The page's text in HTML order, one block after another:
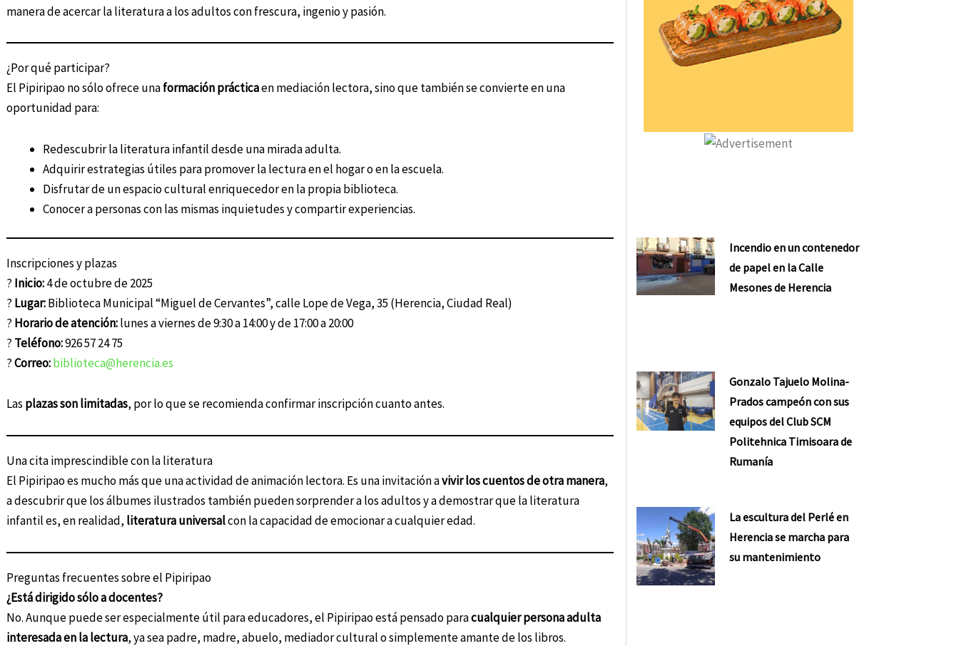
manera de acercar la literatura a los adultos con frescura, ingenio y pasión.
¿Por qué participar?
El Pipiripao no sólo ofrece unaformación prácticaen mediación lectora, sino que también se convierte en una
oportunidad para:
Redescubrir la literatura infantil desde una mirada adulta.
Adquirir estrategias útiles para promover la lectura en el hogar o en la escuela.
Disfrutar de un espacio cultural enriquecedor en la propia biblioteca.
Conocer a personas con las mismas inquietudes y compartir experiencias.
Inscripciones y plazas
? Inicio:4 de octubre de 2025
? Lugar:Biblioteca Municipal “Miguel de Cervantes”, calle Lope de Vega, 35 (Herencia, Ciudad Real)
? Horario de atención:lunes a viernes de 9:30 a 14:00 y de 17:00 a 20:00
? Teléfono:926 57 24 75
?Correo:biblioteca@herencia.es
Las plazas son limitadas, por lo que se recomienda confirmar inscripción cuanto antes.
Una cita imprescindible con la literatura
El Pipiripao es mucho más que una actividad de animación lectora. Es una invitación avivir los cuentos de otra manera,
a descubrir que los álbumes ilustrados también pueden sorprender a los adultos y a demostrar que la literatura
infantil es, en realidad, literatura universalcon la capacidad de emocionar a cualquier edad.
Preguntas frecuentes sobre el Pipiripao
¿Está dirigido sólo a docentes?
No. Aunque puede ser especialmente útil para educadores, el Pipiripao está pensado paracualquier persona adulta
interesada en la lectura, ya sea padre, madre, abuelo, mediador cultural o simplemente amante de los libros.
Incendio en un contenedor
de papel en la Calle
Mesones de Herencia
Gonzalo Tajuelo Molina-
Prados campeón con sus
equipos del Club SCM
Politehnica Timisoara de
Rumanía
La escultura del Perlé en
Herencia se marcha para
su mantenimiento